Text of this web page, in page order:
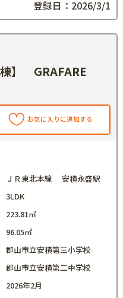
登録日：2026/3/1
】 GRAFARE
お気に入りに追加する
ＪＲ東北本線 安積永盛駅
3LDK
223.81㎡
96.05㎡
郡山市立安積第三小学校
郡山市立安積第二中学校
2026年2月